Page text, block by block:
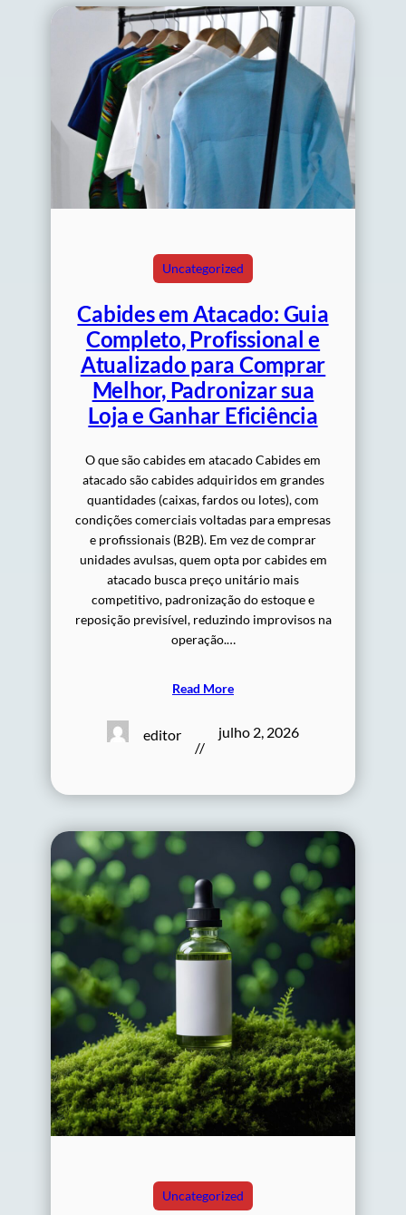
Uncategorized
Cabides em Atacado: Guia
Completo, Profissional e
Atualizado para Comprar
Melhor, Padronizar sua
Loja e Ganhar Eficiência
O que são cabides em atacado Cabides em
atacado são cabides adquiridos em grandes
quantidades (caixas, fardos ou lotes), com
condições comerciais voltadas para empresas
e profissionais (B2B). Em vez de comprar
unidades avulsas, quem opta por cabides em
atacado busca preço unitário mais
competitivo, padronização do estoque e
reposição previsível, reduzindo improvisos na
operação.…
Read More
editor
//
julho 2, 2026
Uncategorized